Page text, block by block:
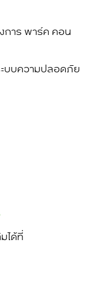
การ พาร์ค คอน
ะบบความปลอดภัย
ได้ที่